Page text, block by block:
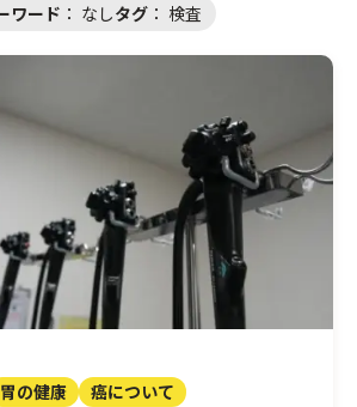
医師紹介運営会社
お問い合わせ
ワード ： なしタグ ： 検査
胃の健康 癌について